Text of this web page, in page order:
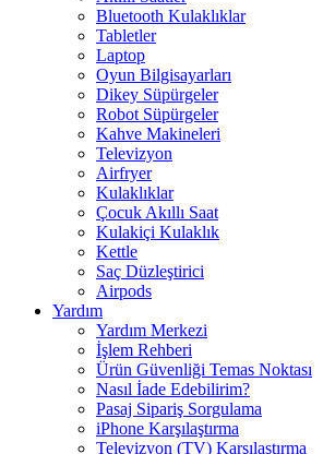
Bluetooth Kulaklıklar
Tabletler
Laptop
Oyun Bilgisayarları
Dikey Süpürgeler
Robot Süpürgeler
Kahve Makineleri
Televizyon
Airfryer
Kulaklıklar
Çocuk Akıllı Saat
Kulakiçi Kulaklık
Kettle
Saç Düzleştirici
Airpods
Yardım
Yardım Merkezi
İşlem Rehberi
Ürün Güvenliği Temas Noktası
Nasıl İade Edebilirim?
Pasaj Sipariş Sorgulama
iPhone Karşılaştırma
Televizyon (TV) Karşılaştırma